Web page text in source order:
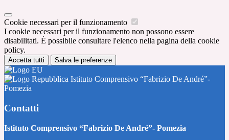
Cookie necessari per il funzionamento
I cookie necessari per il funzionamento non possono essere
disabilitati. È possibile consultare l'elenco nella pagina della cookie
policy.
Accetta tutti Salva le preferenze
Istituto Comprensivo “Fabrizio De André”-
Pomezia
Contatti
Istituto Comprensivo “Fabrizio De André”- Pomezia